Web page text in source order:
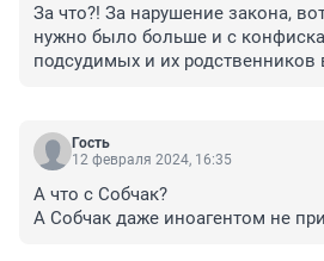
За что?! За нарушение закона,
нужно было больше и с
подсудимых и их родственников
Гость
12 февраля 2024, 16:35
А что с Собчак?
А Собчак даже иноагентом не